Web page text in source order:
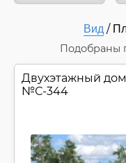
Название
Строитель/
Стиль проекта
Только проекты
Площадь
Длина
Вид /
Подобраны
Двухэтажный
№С-344